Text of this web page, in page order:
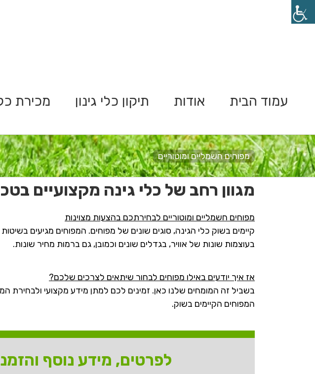
Skip
to
עמוד הבית אודות תיקון כלי גינון מכירת
מפוחים חשמליים ומוטוריים
מגוון רחב של כלי גינה מקצועיים
מפוחים חשמליים ומוטוריים לבחירתכם בהצעות מצוינות
קיימים בשוק כלי הגינה, סוגים שונים של מפוחים. המפוחים מגיעים
בעוצמות שונות של אוויר, בגדלים שונים וכמובן, גם ברמות מחיר שונות.
אז איך יודעים באילו מפוחים לבחור שיתאים לצרכים שלכם?
בשביל זה המומחים שלנו כאן. זמינים לכם למתן מידע מקצועי ולבחירת
המפוחים הקיימים בשוק.
לפרטים, מידע נוסף